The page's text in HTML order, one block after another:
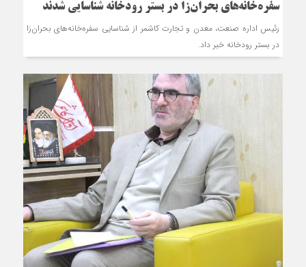
سفره‌خانه‌های بحران‌زا در بستر رودخانه شناسایی شدند
رئیس اداره صنعت، معدن و تجارت کاشمر از شناسایی سفره‌خانه‌های بحران‌زا
در بستر رودخانه خبر داد.